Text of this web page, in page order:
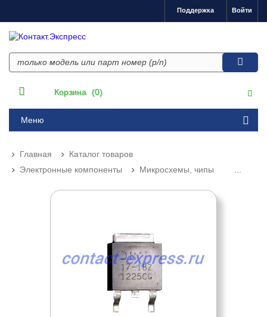
Войти
Поддержка
Корзина (0)
Меню
Главная
Каталог товаров
Электронные компоненты
Микросхемы, чипы